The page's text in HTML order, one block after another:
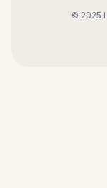
© 2025